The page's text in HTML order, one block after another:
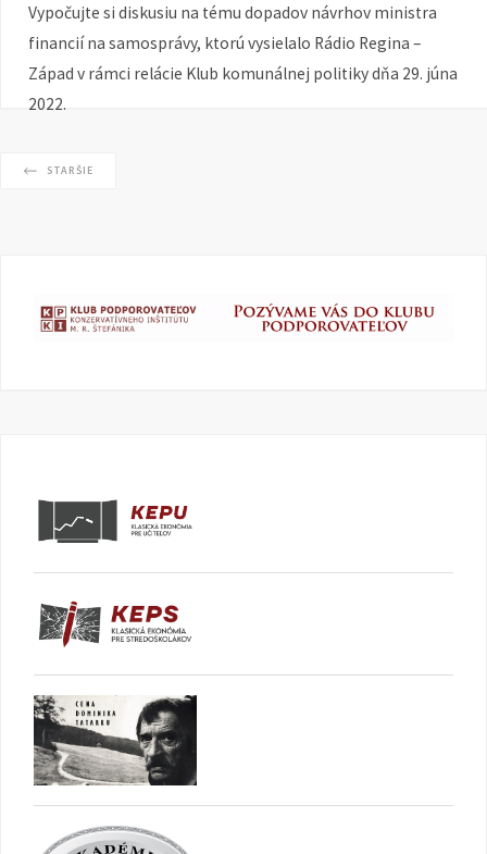
Vypočujte si diskusiu na tému dopadov návrhov ministra
financií na samosprávy, ktorú vysielalo Rádio Regina –
Západ v rámci relácie Klub komunálnej politiky dňa 29. júna
2022.
STARŠIE